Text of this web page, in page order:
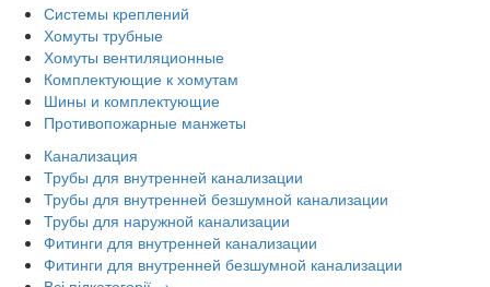
Системы креплений
Хомуты трубные
Хомуты вентиляционные
Комплектующие к хомутам
Шины и комплектующие
Противопожарные манжеты
Канализация
Трубы для внутренней канализации
Трубы для внутренней безшумной канализации
Трубы для наружной канализации
Фитинги для внутренней канализации
Фитинги для внутренней безшумной канализации